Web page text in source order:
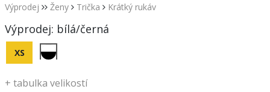
Výprodej Ženy Trička Krátký rukáv
Výprodej: bílá/černá
XS
+ tabulka velikostí